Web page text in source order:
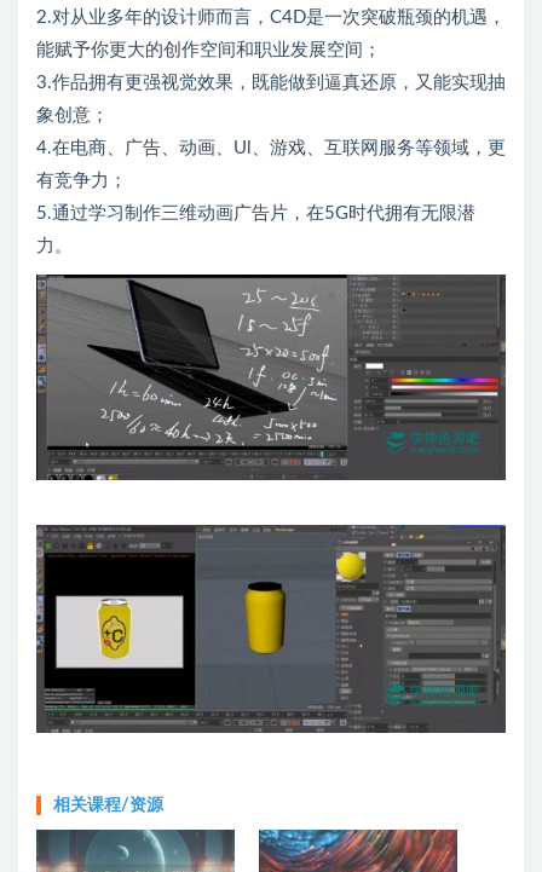
2.对从业多年的设计师而言，C4D是一次突破瓶颈的机遇，
能赋予你更大的创作空间和职业发展空间；
3.作品拥有更强视觉效果，既能做到逼真还原，又能实现抽
象创意；
4.在电商、广告、动画、Ul、游戏、互联网服务等领域，更
有竞争力；
5.通过学习制作三维动画广告片，在5G时代拥有无限潜
力。
相关课程/资源